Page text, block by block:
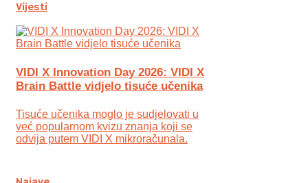
Vijesti
VIDI X Innovation Day 2026: VIDI X
Brain Battle vidjelo tisuće učenika
Tisuće učenika moglo je sudjelovati u
već popularnom kvizu znanja koji se
odvija putem VIDI X mikroračunala.